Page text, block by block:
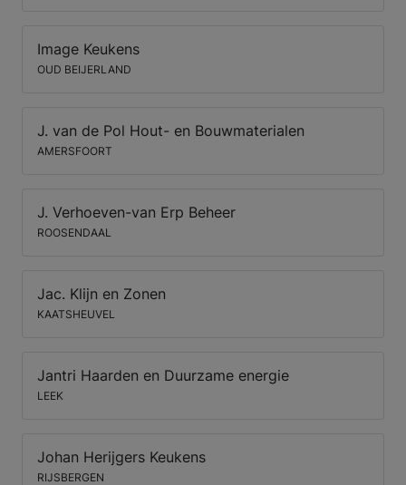
Image Keukens
OUD BEIJERLAND
J. van de Pol Hout- en Bouwmaterialen
AMERSFOORT
J. Verhoeven-van Erp Beheer
ROOSENDAAL
Jac. Klijn en Zonen
KAATSHEUVEL
Jantri Haarden en Duurzame energie
LEEK
Johan Herijgers Keukens
RIJSBERGEN